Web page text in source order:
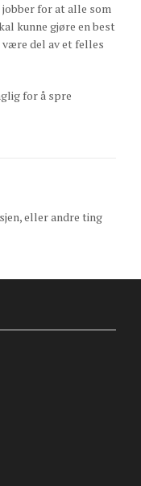
jobber for at alle som
kunne gjøre en best
del av et felles
for å spre
eller andre ting